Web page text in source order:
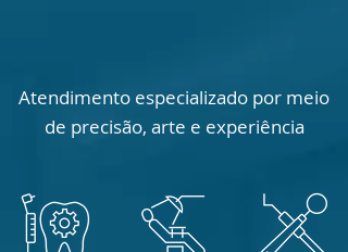
Atendimento especializado por meio
de precisão, arte e experiência